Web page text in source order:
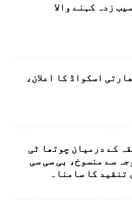
زدہ کہنے والا
بھارتی اسکواڈ کا اعلان،
کے درمیان چوتھا ٹی
سے منسوخ، بی سی سی
تنقید کا سامنا۔